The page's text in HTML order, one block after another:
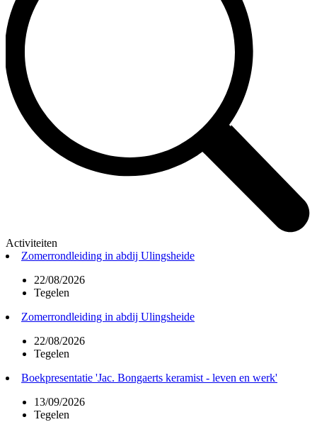
Activiteiten
Zomerrondleiding in abdij Ulingsheide
22/08/2026
Tegelen
Zomerrondleiding in abdij Ulingsheide
22/08/2026
Tegelen
Boekpresentatie 'Jac. Bongaerts keramist - leven en werk'
13/09/2026
Tegelen